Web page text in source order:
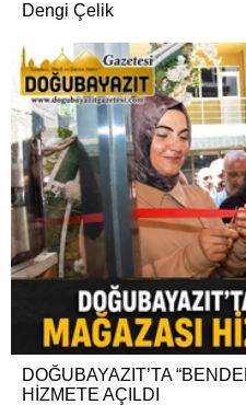
Dengi Çelik
DOĞUBAYAZIT’TA
HİZMETE AÇILDI